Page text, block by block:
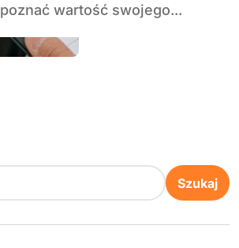
poznać wartość swojego...
Szukaj